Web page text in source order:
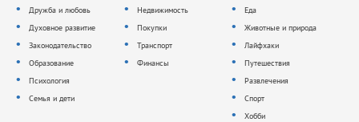
Дружба и любовь
Духовное развитие
Законодательство
Образование
Психология
Семья и дети
Недвижимость
Покупки
Транспорт
Финансы
Еда
Животные и природа
Лайфхаки
Путешествия
Развлечения
Спорт
Хобби